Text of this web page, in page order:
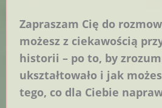
Zapraszam Cię do
możesz z ciekawością
historii – po to, by
ukształtowało i jak
tego, co dla Ciebie